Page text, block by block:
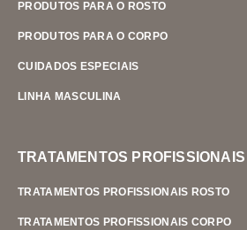
PRODUTOS PARA O ROSTO
PRODUTOS PARA O CORPO
CUIDADOS ESPECIAIS
LINHA MASCULINA
TRATAMENTOS PROFISSIONAIS
TRATAMENTOS PROFISSIONAIS ROSTO
TRATAMENTOS PROFISSIONAIS CORPO